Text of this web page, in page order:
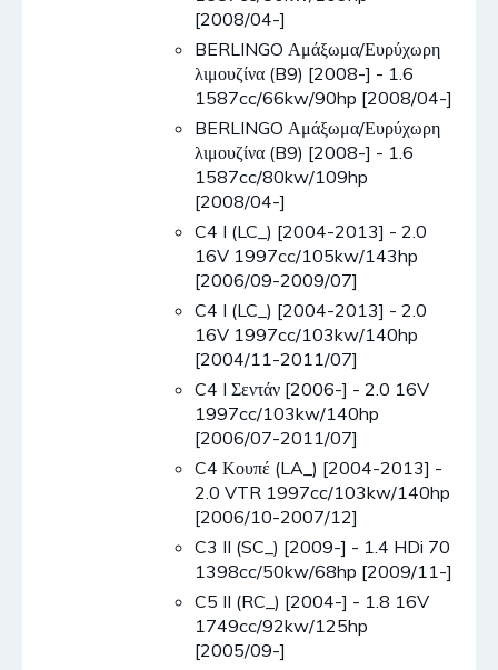
[2008/04-]
BERLINGO Αμάξωμα/Ευρύχωρη
λιμουζίνα (B9) [2008-] - 1.6
1587cc/66kw/90hp [2008/04-]
BERLINGO Αμάξωμα/Ευρύχωρη
λιμουζίνα (B9) [2008-] - 1.6
1587cc/80kw/109hp
[2008/04-]
C4 I (LC_) [2004-2013] - 2.0
16V 1997cc/105kw/143hp
[2006/09-2009/07]
C4 I (LC_) [2004-2013] - 2.0
16V 1997cc/103kw/140hp
[2004/11-2011/07]
C4 I Σεντάν [2006-] - 2.0 16V
1997cc/103kw/140hp
[2006/07-2011/07]
C4 Κουπέ (LA_) [2004-2013] -
2.0 VTR 1997cc/103kw/140hp
[2006/10-2007/12]
C3 II (SC_) [2009-] - 1.4 HDi 70
1398cc/50kw/68hp [2009/11-]
C5 II (RC_) [2004-] - 1.8 16V
1749cc/92kw/125hp
[2005/09-]